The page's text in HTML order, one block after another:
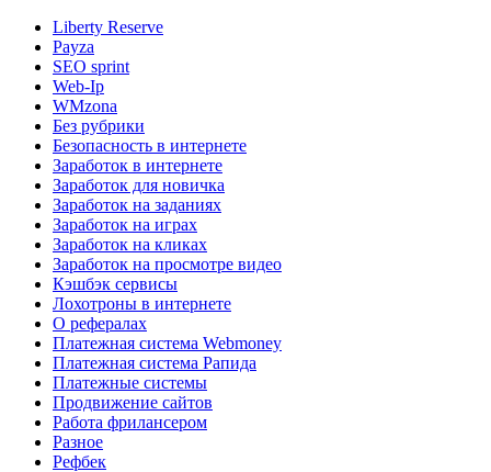
Liberty Reserve
Payza
SEO sprint
Web-Ip
WMzona
Без рубрики
Безопасность в интернете
Заработок в интернете
Заработок для новичка
Заработок на заданиях
Заработок на играх
Заработок на кликах
Заработок на просмотре видео
Кэшбэк сервисы
Лохотроны в интернете
О рефералах
Платежная система Webmoney
Платежная система Рапида
Платежные системы
Продвижение сайтов
Работа фрилансером
Разное
Рефбек